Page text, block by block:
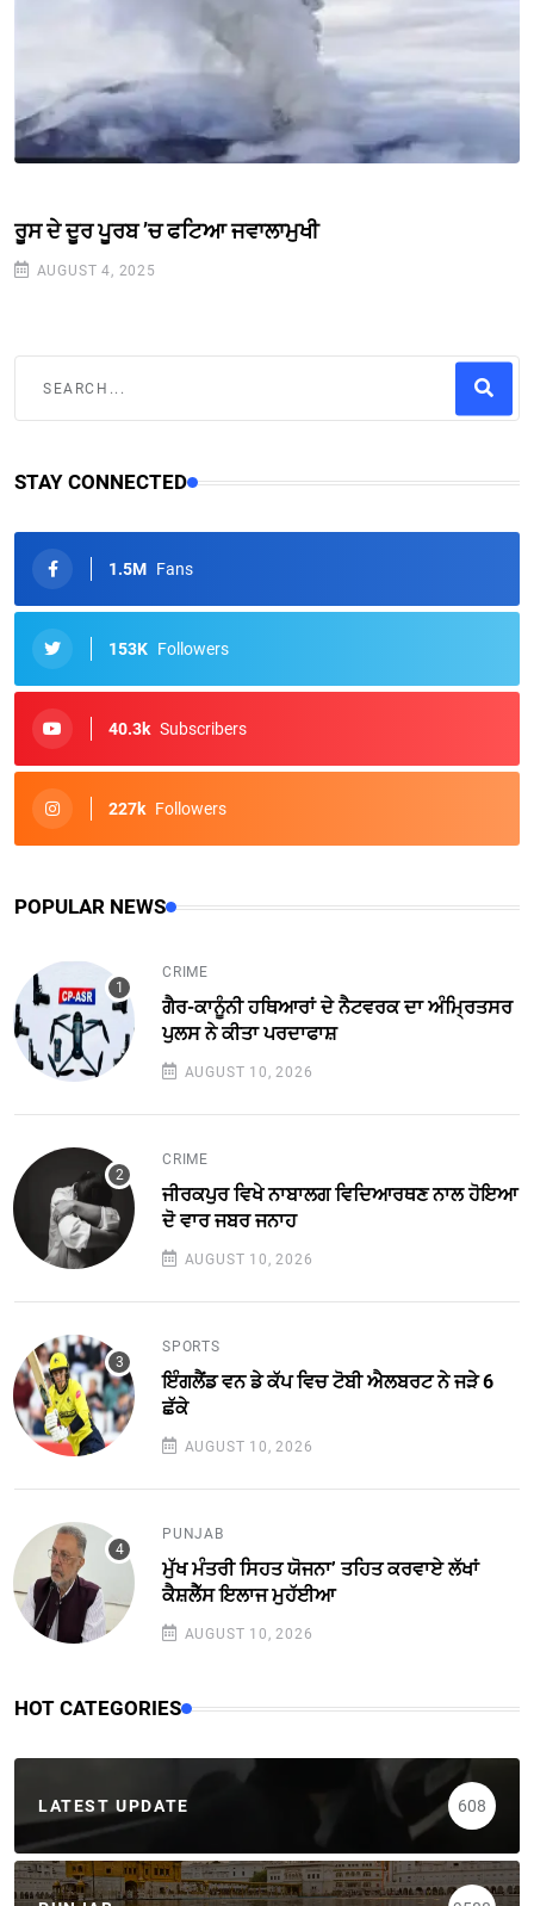
ਰੂਸ ਦੇ ਦੂਰ ਪੂਰਬ ’ਚ ਫਟਿਆ ਜਵਾਲਾਮੁਖੀ
AUGUST 4, 2025
STAY CONNECTED
1.5M Fans
153K Followers
40.3k Subscribers
227k Followers
POPULAR NEWS
CRIME
ਗੈਰ-ਕਾਨੂੰਨੀ ਹਥਿਆਰਾਂ ਦੇ ਨੈਟਵਰਕ ਦਾ ਅੰਮ੍ਰਿਤਸਰ
ਪੁਲਸ ਨੇ ਕੀਤਾ ਪਰਦਾਫਾਸ਼
AUGUST 10, 2026
CRIME
ਜੀਰਕਪੁਰ ਵਿਖੇ ਨਾਬਾਲਗ ਵਿਦਿਆਰਥਣ ਨਾਲ ਹੋਇਆ
ਦੋ ਵਾਰ ਜਬਰ ਜਨਾਹ
AUGUST 10, 2026
SPORTS
ਇੰਗਲੈਂਡ ਵਨ ਡੇ ਕੱਪ ਵਿਚ ਟੋਬੀ ਐਲਬਰਟ ਨੇ ਜੜੇ 6
ਛੱਕੇ
AUGUST 10, 2026
PUNJAB
ਮੁੱਖ ਮੰਤਰੀ ਸਿਹਤ ਯੋਜਨਾ’ ਤਹਿਤ ਕਰਵਾਏ ਲੱਖਾਂ
ਕੈਸ਼ਲੈੱਸ ਇਲਾਜ ਮੁਹੱਈਆ
AUGUST 10, 2026
HOT CATEGORIES
LATEST UPDATE 608